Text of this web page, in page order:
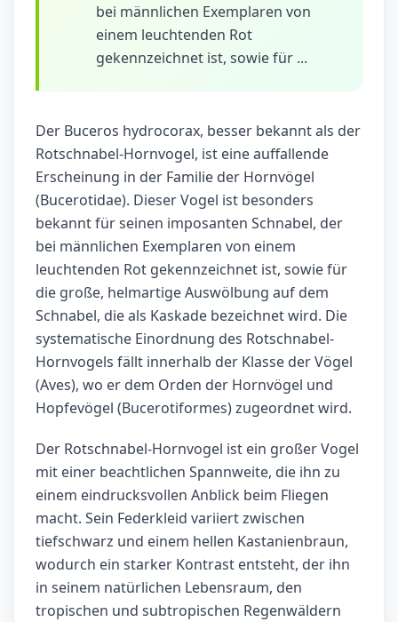
bei männlichen Exemplaren von
einem leuchtenden Rot
gekennzeichnet ist, sowie für ...
Der Buceros hydrocorax, besser bekannt als der
Rotschnabel-Hornvogel, ist eine auffallende
Erscheinung in der Familie der Hornvögel
(Bucerotidae). Dieser Vogel ist besonders
bekannt für seinen imposanten Schnabel, der
bei männlichen Exemplaren von einem
leuchtenden Rot gekennzeichnet ist, sowie für
die große, helmartige Auswölbung auf dem
Schnabel, die als Kaskade bezeichnet wird. Die
systematische Einordnung des Rotschnabel-
Hornvogels fällt innerhalb der Klasse der Vögel
(Aves), wo er dem Orden der Hornvögel und
Hopfevögel (Bucerotiformes) zugeordnet wird.
Der Rotschnabel-Hornvogel ist ein großer Vogel
mit einer beachtlichen Spannweite, die ihn zu
einem eindrucksvollen Anblick beim Fliegen
macht. Sein Federkleid variiert zwischen
tiefschwarz und einem hellen Kastanienbraun,
wodurch ein starker Kontrast entsteht, der ihn
in seinem natürlichen Lebensraum, den
tropischen und subtropischen Regenwäldern